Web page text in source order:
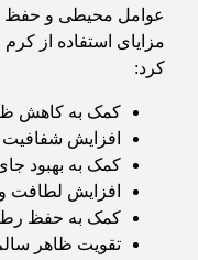
عوامل محیطی و حفظ
مزایای استفاده از
کرد:
کمک به کاهش
افزایش
کمک به بهبود
افزایش لطافت
کمک به حفظ
تقویت ظاهر